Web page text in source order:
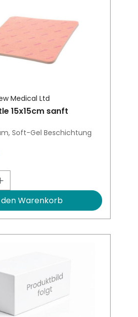
Medical Ltd
15x15cm sanft
Soft-Gel Beschichtung
Anzahl: Gib den
den Warenkorb